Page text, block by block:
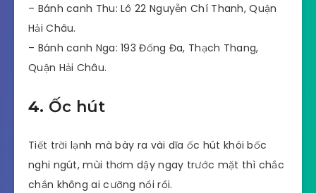
– Bánh canh Thu: Lô 22 Nguyễn Chí Thanh, Quận
Hải Châu.
– Bánh canh Nga: 193 Đống Đa, Thạch Thang,
Quận Hải Châu.
4. Ốc hút
Tiết trời lạnh mà bày ra vài dĩa ốc hút khói bốc
nghi ngút, mùi thơm dậy ngay trước mặt thì chắc
chắn không ai cưỡng nổi rồi.